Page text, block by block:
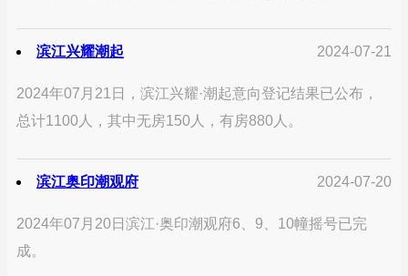
滨江兴耀潮起 2024-07-21
2024年07月21日，滨江兴耀·潮起意向登记结果已公布，
总计1100人，其中无房150人，有房880人。
滨江奥印潮观府 2024-07-20
2024年07月20日滨江·奥印潮观府6、9、10幢摇号已完
成。